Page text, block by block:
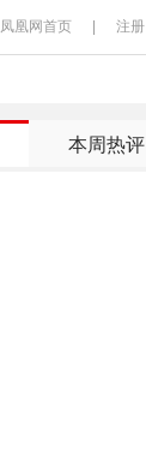
凤凰网首页 注册
本周热评